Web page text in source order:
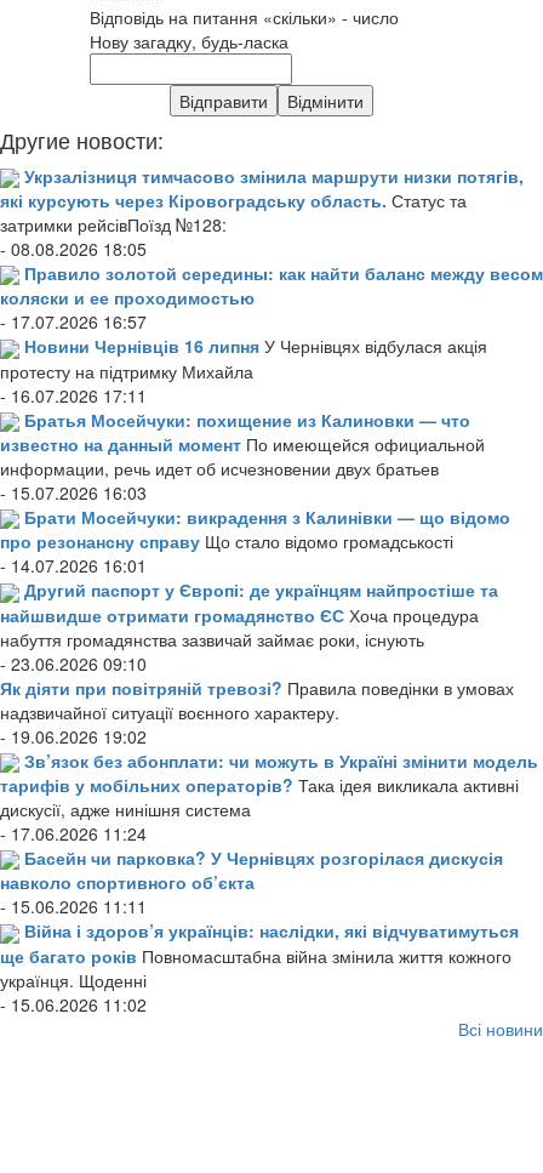
Відповідь на питання «скільки» - число
Нову загадку, будь-ласка
Другие новости:
Укрзалізниця тимчасово змінила маршрути низки потягів,
які курсують через Кіровоградську область. Статус та
затримки рейсівПоїзд №128:
- 08.08.2026 18:05
Правило золотой середины: как найти баланс между весом
коляски и ее проходимостью
- 17.07.2026 16:57
Новини Чернівців 16 липня У Чернівцях відбулася акція
протесту на підтримку Михайла
- 16.07.2026 17:11
Братья Мосейчуки: похищение из Калиновки — что
известно на данный момент По имеющейся официальной
информации, речь идет об исчезновении двух братьев
- 15.07.2026 16:03
Брати Мосейчуки: викрадення з Калинівки — що відомо
про резонансну справу Що стало відомо громадськості
- 14.07.2026 16:01
Другий паспорт у Європі: де українцям найпростіше та
найшвидше отримати громадянство ЄС Хоча процедура
набуття громадянства зазвичай займає роки, існують
- 23.06.2026 09:10
Як діяти при повітряній тревозі? Правила поведінки в умовах
надзвичайної ситуації воєнного характеру.
- 19.06.2026 19:02
Зв’язок без абонплати: чи можуть в Україні змінити модель
тарифів у мобільних операторів? Така ідея викликала активні
дискусії, адже нинішня система
- 17.06.2026 11:24
Басейн чи парковка? У Чернівцях розгорілася дискусія
навколо спортивного об’єкта
- 15.06.2026 11:11
Війна і здоров’я українців: наслідки, які відчуватимуться
ще багато років Повномасштабна війна змінила життя кожного
українця. Щоденні
- 15.06.2026 11:02
Всі новини